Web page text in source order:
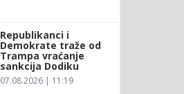
Republikanci i
Demokrate traže od
Trampa vraćanje
sankcija Dodiku
07.08.2026 | 11:19